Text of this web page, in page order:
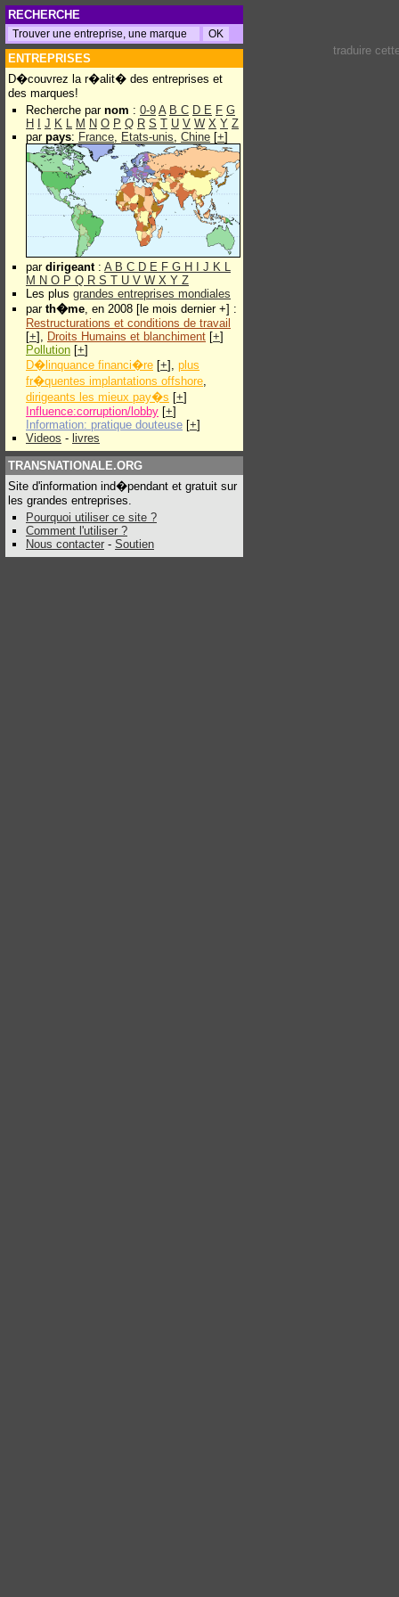
RECHERCHE
ENTREPRISES
D�couvrez la r�alit� des entreprises et
des marques!
Recherche par nom : 0-9 A B C D E F G
H
J K L M N O P Q R S T U V W X Y Z
par pays: France, Etats-unis, Chine [+]
par dirigeant: A B C D E F G H J K L
M N O P Q R S T U V W X Y Z
Les plus grandes entreprises mondiales
par th�me, en 2008 [le mois dernier +] :
Restructurations et conditions de travail
[+], Droits Humains et blanchiment [+]
Pollution [+]
D�linquance financi�re [+], plus
fr�quentes implantations offshore,
dirigeants les mieux pay�s [+]
Influence:corruption/lobby [+]
Information: pratique douteuse [+]
Videos - livres
TRANSNATIONALE.ORG
Site d'information ind�pendant et gratuit sur
les grandes entreprises.
Pourquoi utiliser ce site ?
Comment l'utiliser ?
Nous contacter - Soutien
traduire